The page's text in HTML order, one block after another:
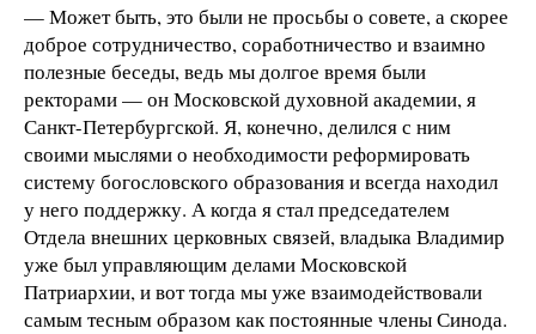
— Может быть, это были не просьбы о совете, а скорее
доброе сотрудничество, соработничество и взаимно
полезные беседы, ведь мы долгое время были
ректорами — он Московской духовной академии, я
Санкт-Петербургской. Я, конечно, делился с ним
своими мыслями о необходимости реформировать
систему богословского образования и всегда находил
у него поддержку. А когда я стал председателем
Отдела внешних церковных связей, владыка Владимир
уже был управляющим делами Московской
Патриархии, и вот тогда мы уже взаимодействовали
самым тесным образом как постоянные члены Синода.